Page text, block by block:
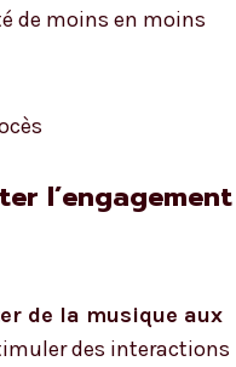
de moins en moins
l’engagement
de la musique aux
des interactions